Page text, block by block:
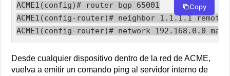
ACME1(config)# router bgp 65001
ACME1(config-router)# neighbor 1.1.1.1 remote-
ACME1(config-router)# network 192.168.0.0
Copy
Desde cualquier dispositivo dentro de la red de ACME,
vuelva a emitir un comando ping al servidor interno de